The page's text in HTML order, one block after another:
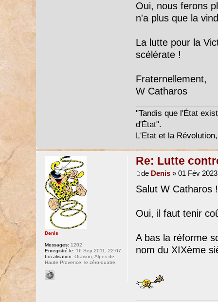
Oui, nous ferons
n'a plus que la
La lutte pour la
scélérate !
Fraternellement,
W Catharos
"Tandis que l'État
d'État".
L'Etat et la
Re: Lutte
de Denis» 01 Fév
Salut W Catharos !
Oui, il faut tenir
A bas la réforme
nom du XIXème
Denis
Messages: 1202
Enregistré le: 16 Sep 2011, 22:07
Localisation: Oraison, Alpes de
Haute Provence, le zéro-quatre